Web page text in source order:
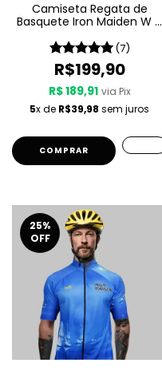
Camiseta Regata de
Basquete Iron Maiden W A
(7)
R$199,90
R$ 189,91 via Pix
5x de R$39,98 sem juros
COMPRAR
25%
OFF